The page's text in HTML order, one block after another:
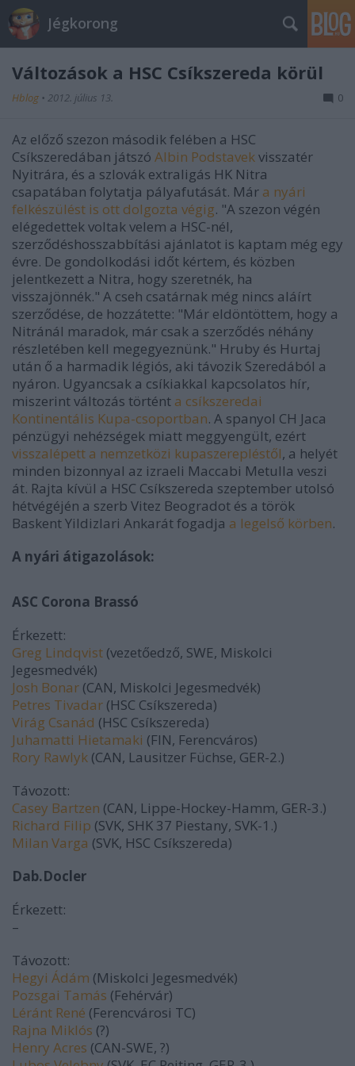
Jégkorong
Változások a HSC Csíkszereda körül
Hblog • 2012. július 13. 0
Az előző szezon második felében a HSC
Csíkszeredában játszó Albin Podstavekvisszatér
Nyitrára, és a szlovák extraligás HK Nitra
csapatában folytatja pályafutását. Már a nyári
felkészülést is ott dolgozta végig. "A szezon végén
elégedettek voltak velem a HSC-nél,
szerződéshosszabbítási ajánlatot is kaptam még egy
évre. De gondolkodási időt kértem, és közben
jelentkezett a Nitra, hogy szeretnék, ha
visszajönnék." A cseh csatárnak még nincs aláírt
szerződése, de hozzátette: "Már eldöntöttem, hogy a
Nitránál maradok, már csak a szerződés néhány
részletében kell megegyeznünk." Hruby és Hurtaj
után ő a harmadik légiós, aki távozik Szeredából a
nyáron. Ugyancsak a csíkiakkal kapcsolatos hír,
miszerint változás történt a csíkszeredai
Kontinentális Kupa-csoportban. A spanyol CH Jaca
pénzügyi nehézségek miatt meggyengült, ezért
visszalépett a nemzetközi kupaszerepléstől, a helyét
minden bizonnyal az izraeli Maccabi Metulla veszi
át. Rajta kívül a HSC Csíkszereda szeptember utolsó
hétvégéjén a szerb Vitez Beogradot és a török
Baskent Yildizlari Ankarát fogadja a legelső körben.
A nyári átigazolások:
ASC Corona Brassó
Érkezett:
Greg Lindqvist (vezetőedző, SWE, Miskolci
Jegesmedvék)
Josh Bonar (CAN, Miskolci Jegesmedvék)
Petres Tivadar (HSC Csíkszereda)
Virág Csanád (HSC Csíkszereda)
Juhamatti Hietamaki (FIN, Ferencváros)
Rory Rawlyk (CAN, Lausitzer Füchse, GER-2.)
Távozott:
Casey Bartzen (CAN, Lippe-Hockey-Hamm, GER-3.)
Richard Filip (SVK, SHK 37 Piestany, SVK-1.)
Milan Varga (SVK, HSC Csíkszereda)
Dab.Docler
Érkezett:
–
Távozott:
Hegyi Ádám (Miskolci Jegesmedvék)
Pozsgai Tamás (Fehérvár)
Léránt René (Ferencvárosi TC)
Rajna Miklós (?)
Henry Acres (CAN-SWE, ?)